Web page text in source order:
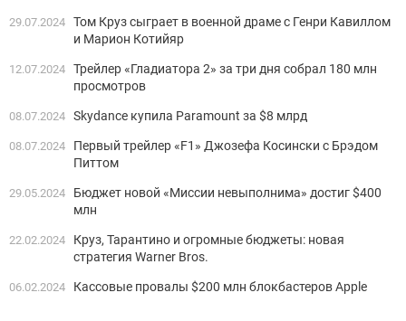
29.07.2024 Том Круз сыграет в военной драме с Генри Кавиллом
и Марион Котийяр
12.07.2024 Трейлер «Гладиатора 2» за три дня собрал 180 млн
просмотров
08.07.2024 Skydance купила Paramount за $8 млрд
08.07.2024
Первый трейлер «F1» Джозефа Косински с Брэдом
Питтом
29.05.2024
Бюджет новой «Миссии невыполнима» достиг $400
млн
22.02.2024
Круз, Тарантино и огромные бюджеты: новая
стратегия Warner Bros.
06.02.2024 Кассовые провалы $200 млн блокбастеров Apple